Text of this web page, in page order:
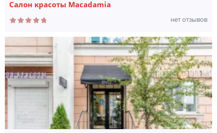
Салон красоты Macadamia
нет отзывов